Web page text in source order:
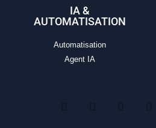
IA &
AUTOMATISATION
Automatisation
Agent IA